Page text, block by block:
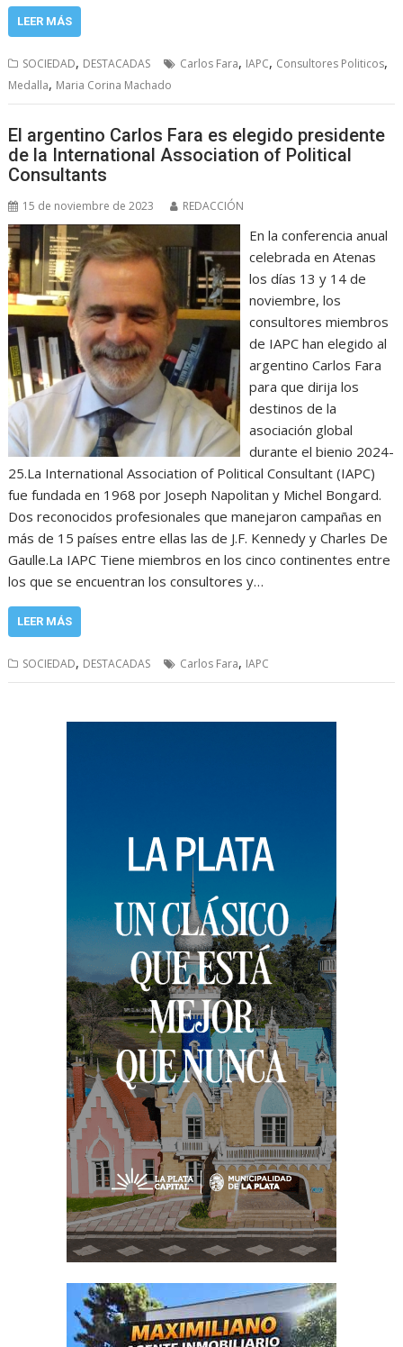
LEER MÁS
SOCIEDAD, DESTACADAS Carlos Fara, IAPC, Consultores Politicos,
Medalla, Maria Corina Machado
El argentino Carlos Fara es elegido presidente
de la International Association of Political
Consultants
15 de noviembre de 2023 REDACCIÓN
En la conferencia anual
celebrada en Atenas
los días 13 y 14 de
noviembre, los
consultores miembros
de IAPC han elegido al
argentino Carlos Fara
para que dirija los
destinos de la
asociación global
durante el bienio 2024-
25.La International Association of Political Consultant (IAPC)
fue fundada en 1968 por Joseph Napolitan y Michel Bongard.
Dos reconocidos profesionales que manejaron campañas en
más de 15 países entre ellas las de J.F. Kennedy y Charles De
Gaulle.La IAPC Tiene miembros en los cinco continentes entre
los que se encuentran los consultores y…
LEER MÁS
SOCIEDAD, DESTACADAS Carlos Fara, IAPC